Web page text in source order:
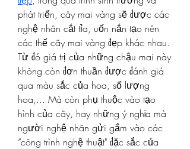
phát triển, cây mai vàng sẽ được các
nghệ nhân cắt tỉa, uốn nắn tạo nên
các thế cây mai vàng đẹp khác nhau.
Từ đó giá trị của những chậu mai này
không còn đơn thuần được đánh giá
qua màu sắc của hoa, số lượng
hoa,... Mà còn phụ thuộc vào tạo
hình của cây, hay những ý nghĩa mà
người nghệ nhân gửi gắm vào các
“công trình nghệ thuật" đặc sắc của